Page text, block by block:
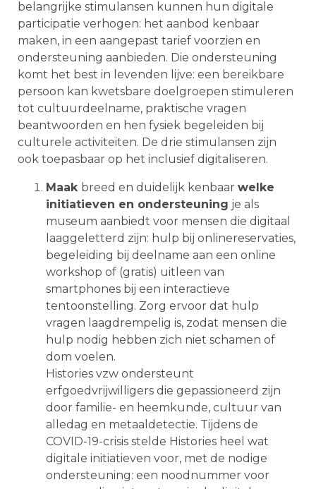
belangrijke stimulansen kunnen hun digitale
participatie verhogen: het aanbod kenbaar
maken, in een aangepast tarief voorzien en
ondersteuning aanbieden. Die ondersteuning
komt het best in levenden lijve: een bereikbare
persoon kan kwetsbare doelgroepen stimuleren
tot cultuurdeelname, praktische vragen
beantwoorden en hen fysiek begeleiden bij
culturele activiteiten. De drie stimulansen zijn
ook toepasbaar op het inclusief digitaliseren.
Maak breed en duidelijk kenbaar welke
initiatieven en ondersteuning je als
museum aanbiedt voor mensen die digitaal
laaggeletterd zijn: hulp bij onlinereservaties,
begeleiding bij deelname aan een online
workshop of (gratis) uitleen van
smartphones bij een interactieve
tentoonstelling. Zorg ervoor dat hulp
vragen laagdrempelig is, zodat mensen die
hulp nodig hebben zich niet schamen of
dom voelen.
Histories vzw ondersteunt
erfgoedvrijwilligers die gepassioneerd zijn
door familie- en heemkunde, cultuur van
alledag en metaaldetectie. Tijdens de
COVID-19-crisis stelde Histories heel wat
digitale initiatieven voor, met de nodige
ondersteuning: een noodnummer voor